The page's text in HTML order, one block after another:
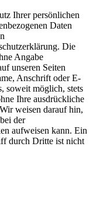
Ihrer persönlichen
Daten
Die
Angabe
unseren Seiten
Anschrift oder E-
soweit möglich, stets
Ihre ausdrückliche
weisen darauf hin,
der
aufweisen kann. Ein
durch Dritte ist nicht